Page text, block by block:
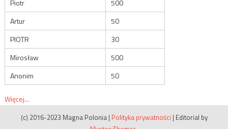
Piotr
500
Artur
50
PIOTR
30
Mirosław
500
Anonim
50
Więcej...
(c) 2016-2023 Magna Polonia | Polityka prywatności | Editorial by